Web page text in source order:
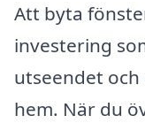
Att byta
investering
utseendet
hem. När du